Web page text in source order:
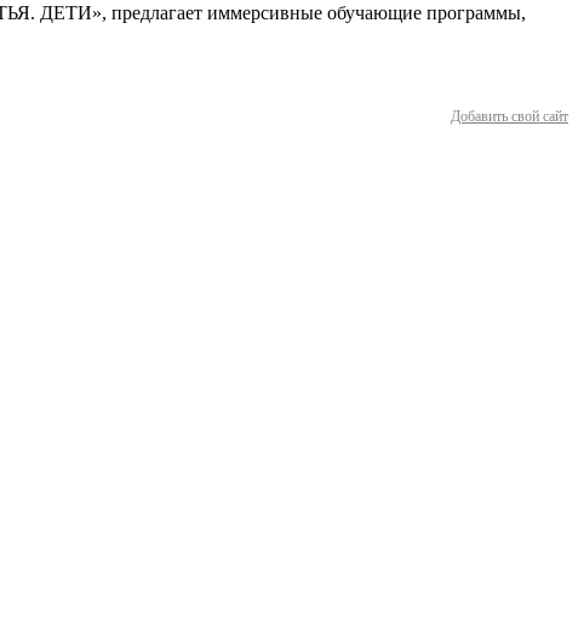
ДЕТИ», предлагает иммерсивные обучающие программы,
Добавить свой сайт